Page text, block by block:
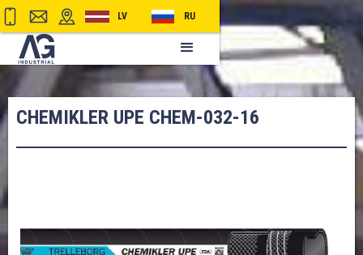
LV RU
CHEMIKLER UPE CHEM-032-16